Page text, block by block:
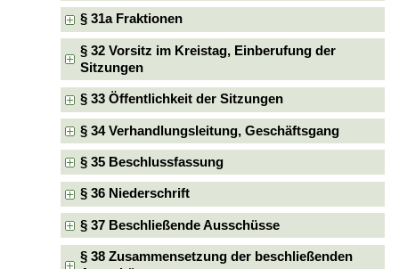
§ 31a Fraktionen
§ 32 Vorsitz im Kreistag, Einberufung der
Sitzungen
§ 33 Öffentlichkeit der Sitzungen
§ 34 Verhandlungsleitung, Geschäftsgang
§ 35 Beschlussfassung
§ 36 Niederschrift
§ 37 Beschließende Ausschüsse
§ 38 Zusammensetzung der beschließenden